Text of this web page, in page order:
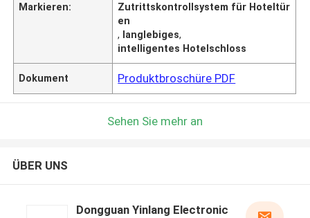
Markieren:
Zutrittskontrollsystem für Hoteltür
en
, langlebiges,
intelligentes Hotelschloss
Dokument Produktbroschüre PDF
Sehen Sie mehr an
ÜBER UNS
Dongguan Yinlang Electronic